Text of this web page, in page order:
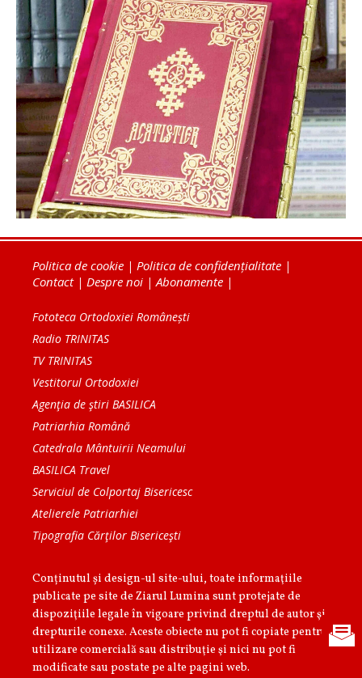
Politica de cookie | Politica de confidențialitate |
Contact| Despre noi | Abonamente |
Fototeca Ortodoxiei Românești
Radio TRINITAS
TV TRINITAS
Vestitorul Ortodoxiei
Agenţia de ştiri BASILICA
Patriarhia Română
Catedrala Mântuirii Neamului
BASILICA Travel
Serviciul de Colportaj Bisericesc
Atelierele Patriarhiei
Tipografia Cărţilor Bisericeşti
Conținutul și design-ul site-ului, toate informaţiile
publicate pe site de Ziarul Lumina sunt protejate de
dispoziţiile legale în vigoare privind dreptul de autor şi
drepturile conexe. Aceste obiecte nu pot fi copiate pentru
utilizare comercială sau distribuţie şi nici nu pot fi
modificate sau postate pe alte pagini web.